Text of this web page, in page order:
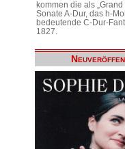
kommen die als
Sonate A-Dur, das h-
bedeutende C-Dur-
1827.